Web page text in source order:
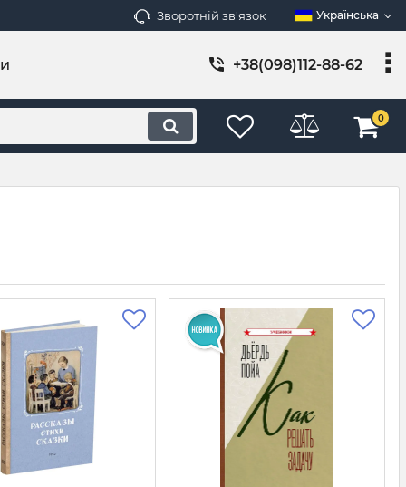
Зворотній зв'язок Українська
+38(098)112-88-62
0